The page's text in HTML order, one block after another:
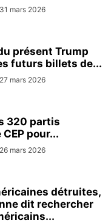
31 mars 2026
présent Trump
futurs billets de...
27 mars 2026
320 partis
pour...
26 mars 2026
détruites,
dit rechercher